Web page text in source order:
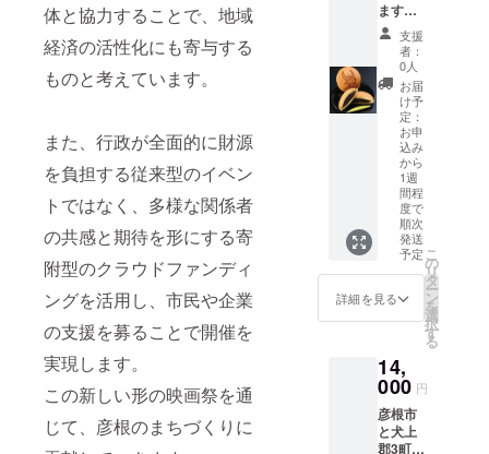
体と協力することで、地域
経済の活性化にも寄与する
ものと考えています。
また、行政が全面的に財源
を負担する従来型のイベン
トではなく、多様な関係者
の共感と期待を形にする寄
附型のクラウドファンディ
ングを活用し、市民や企業
の支援を募ることで開催を
実現します。
この新しい形の映画祭を通
じて、彦根のまちづくりに
厚卵
に、伊
吹牛乳
など、
地産地
消の味
を大切
にして
いま
す。 ■
お礼品
の内容
につい
て ・彦
根イイ
プリン
ン[4個
×2セッ
製造地:
滋賀県
彦根市
消
費期限:
出荷日
ます
国宝彦
根城の
お堀沿
い情緒
ある街
並みの
中にあ
る 小
さな和
菓子屋
のどら
焼き専
門店
「虎て
つ(こて
つ)」
は、可
愛いひ
んの焼
印の
入っ
た、ど
ら焼き
【ひこ
支援
者：
0人
お届
け予
定：
お申
込み
から
1週
間程
度で
順次
発送
予定
詳細を見る
こ
の
リ
タ
ー
ン
を
選
択
す
る
14,
000 円
彦根市
と犬上
郡3町